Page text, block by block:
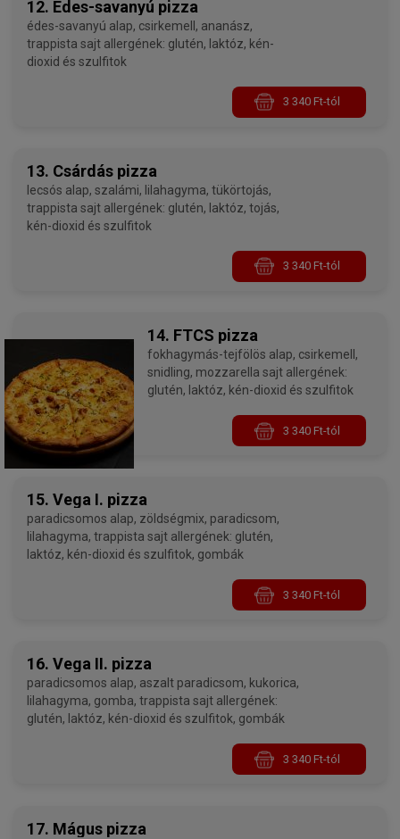
12. Édes-savanyú pizza
édes-savanyú alap, csirkemell, ananász,
trappista sajt allergének: glutén, laktóz, kén-
dioxid és szulfitok
3 340 Ft-tól
13. Csárdás pizza
lecsós alap, szalámi, lilahagyma, tükörtojás,
trappista sajt allergének: glutén, laktóz, tojás,
kén-dioxid és szulfitok
3 340 Ft-tól
14. FTCS pizza
fokhagymás-tejfölös alap, csirkemell,
snidling, mozzarella sajt allergének:
glutén, laktóz, kén-dioxid és szulfitok
3 340 Ft-tól
15. Vega I. pizza
paradicsomos alap, zöldségmix, paradicsom,
lilahagyma, trappista sajt allergének: glutén,
laktóz, kén-dioxid és szulfitok, gombák
3 340 Ft-tól
16. Vega II. pizza
paradicsomos alap, aszalt paradicsom, kukorica,
lilahagyma, gomba, trappista sajt allergének:
glutén, laktóz, kén-dioxid és szulfitok, gombák
3 340 Ft-tól
17. Mágus pizza